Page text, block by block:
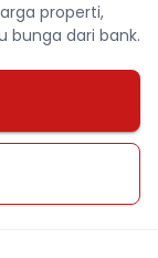
properti,
bunga dari bank.